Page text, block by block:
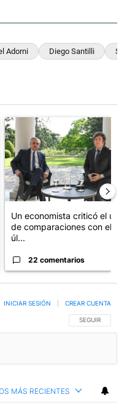
Adorni Diego Santilli
"Tensión Lula-Milei:
Un artículo de tendencia con
Un economista criticó el uso
de comparaciones con el
úl...
22 comentarios
SIGA ESTA
SEGUIR
INICIAR SESIÓN CREAR CUENTA
MÁS RECIENTES